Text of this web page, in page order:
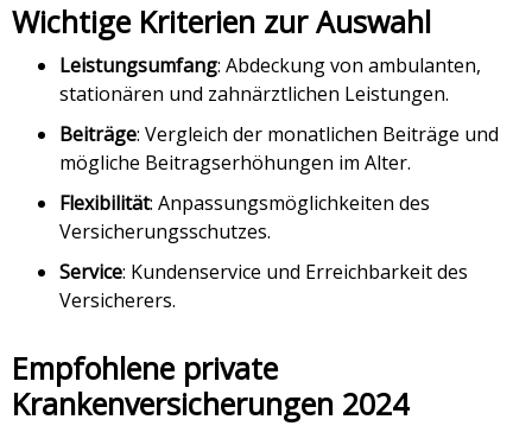
Wichtige Kriterien zur Auswahl
Leistungsumfang: Abdeckung von ambulanten,
stationären und zahnärztlichen Leistungen.
Beiträge: Vergleich der monatlichen Beiträge und
mögliche Beitragserhöhungen im Alter.
Flexibilität: Anpassungsmöglichkeiten des
Versicherungsschutzes.
Service: Kundenservice und Erreichbarkeit des
Versicherers.
Empfohlene private
Krankenversicherungen 2024